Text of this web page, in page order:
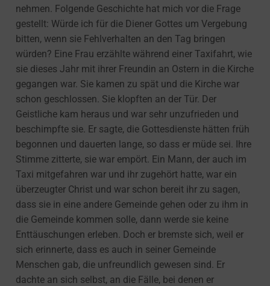
nehmen. Folgende Geschichte hat mich vor die Frage
gestellt: Würde ich für die Diener Gottes um Vergebung
bitten, wenn sie Fehlverhalten an den Tag bringen
würden? Eine Frau erzählte während einer Taxifahrt, wie
sie dieses Jahr mit ihrer Freundin an Ostern in die Kirche
gegangen war. Sie kamen zu spät und die Kirche war
schon geschlossen. Sie klopften an der Tür. Der
Geistliche kam heraus und war sehr unzufrieden und
beschimpfte sie. Er sagte, die Gottesdienste hätten früh
begonnen und dauerten lange, so dass er müde sei. Ihre
Stimme zitterte, sie war empört. Ein Mann, der auch im
Taxi mitgefahren war und ihr zugehört hatte, war ein
überzeugter Christ und war schon bereit ihr zu sagen,
dass sie in eine andere Gemeinde gehen oder zu ihm in
die Gemeinde kommen solle, dann werde sie keine
Enttäuschungen erleben. Doch er bremste sich, weil er
sich erinnerte, dass es auch in seiner Gemeinde
Menschen gab, die unfreundlich gewesen sind. Er
dachte an sich selbst, an die Fälle, bei denen er